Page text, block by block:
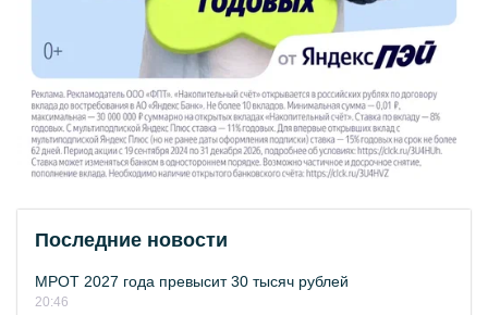
Последние новости
МРОТ 2027 года превысит 30 тысяч рублей
20:46